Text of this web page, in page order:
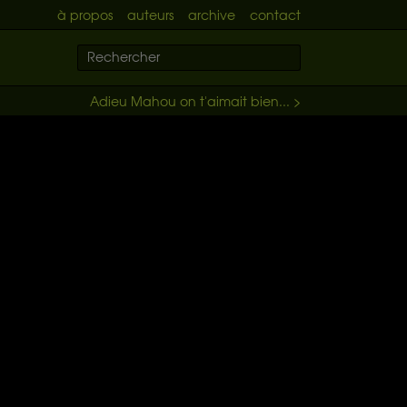
à propos auteurs archive contact
Adieu Mahou on t'aimait bien... >